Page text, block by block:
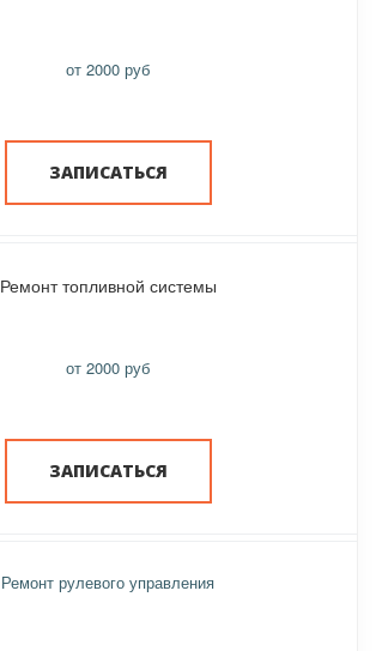
от 2000 руб
ЗАПИСАТЬСЯ
Ремонт топливной системы
от 2000 руб
ЗАПИСАТЬСЯ
Ремонт рулевого управления